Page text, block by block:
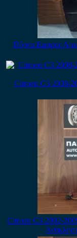
Πόρτα Εμπρός
Citroen C3 2008-
Citroen C3 2002-